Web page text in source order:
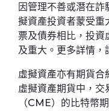
因管理不善或潛在
擬資產投資者蒙受重
票及債券相比，投資
及重大。更多詳情，
虛擬資產亦有期貨合
虛擬資產期貨中，交
（CME）的比特幣